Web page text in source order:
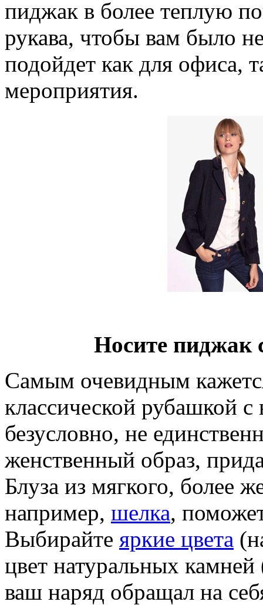
пиджак в более теплую
рукава, чтобы вам было
подойдет как для офиса,
мероприятия.
Носите пиджак
Самым очевидным
классической рубашкой с
безусловно, не
женственный образ,
Блуза из мягкого, более
например, шелка,
Выбирайте яркие цвета
цвет натуральных
ваш наряд обращал на